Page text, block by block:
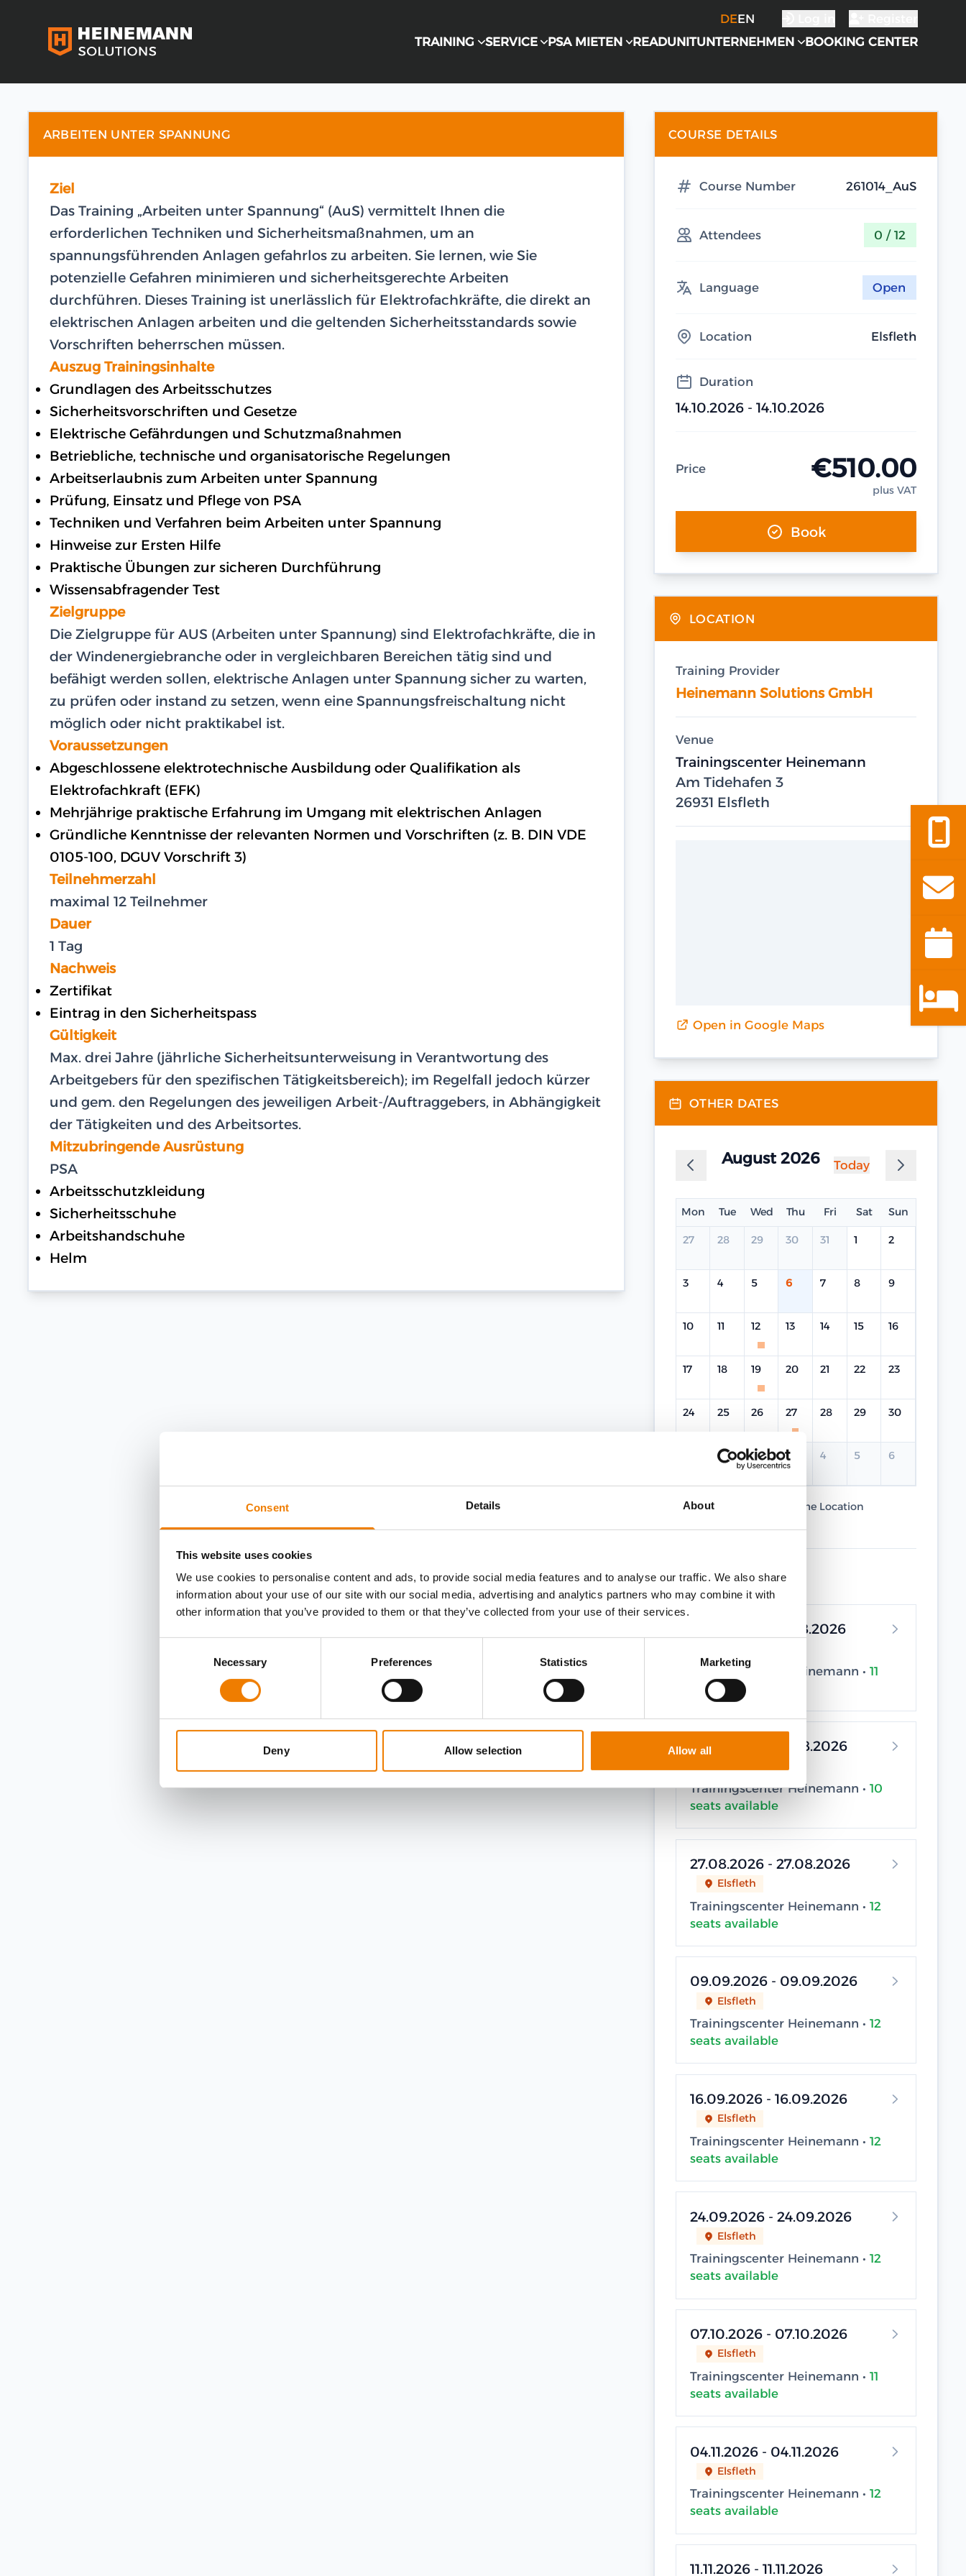
Consent Details About
This website uses cookies
We use cookies to personalise content and ads, to provide social media features and to analyse our traffic. We also share
information about your use of our site with our social media, advertising and analytics partners who may combine it with
other information that you’ve provided to them or that they’ve collected from your use of their services.
Necessary Preferences Statistics Marketing
Deny Allow selection Allow all
DEEN
TRAINING
SERVICE PSA MIETEN READUNITUNTERNEHMEN BOOKING CENTER
ARBEITEN UNTER SPANNUNG
Ziel
Das Training „Arbeiten unter Spannung“ (AuS) vermittelt Ihnen die
erforderlichen Techniken und Sicherheitsmaßnahmen, um an
spannungsführenden Anlagen gefahrlos zu arbeiten. Sie lernen, wie Sie
potenzielle Gefahren minimieren und sicherheitsgerechte Arbeiten
durchführen. Dieses Training ist unerlässlich für Elektrofachkräfte, die direkt an
elektrischen Anlagen arbeiten und die geltenden Sicherheitsstandards sowie
Vorschriften beherrschen müssen.
Auszug Trainingsinhalte
Grundlagen des Arbeitsschutzes
Sicherheitsvorschriften und Gesetze
Elektrische Gefährdungen und Schutzmaßnahmen
Betriebliche, technische und organisatorische Regelungen
Arbeitserlaubnis zum Arbeiten unter Spannung
Prüfung, Einsatz und Pflege von PSA
Techniken und Verfahren beim Arbeiten unter Spannung
Hinweise zur Ersten Hilfe
Praktische Übungen zur sicheren Durchführung
Wissensabfragender Test
Zielgruppe
Die Zielgruppe für AUS (Arbeiten unter Spannung) sind Elektrofachkräfte, die in
der Windenergiebranche oder in vergleichbaren Bereichen tätig sind und
befähigt werden sollen, elektrische Anlagen unter Spannung sicher zu warten,
zu prüfen oder instand zu setzen, wenn eine Spannungsfreischaltung nicht
möglich oder nicht praktikabel ist.
Voraussetzungen
Abgeschlossene elektrotechnische Ausbildung oder Qualifikation als
Elektrofachkraft (EFK)
Mehrjährige praktische Erfahrung im Umgang mit elektrischen Anlagen
Gründliche Kenntnisse der relevanten Normen und Vorschriften (z. B. DIN VDE
0105-100, DGUV Vorschrift 3)
Teilnehmerzahl
maximal 12 Teilnehmer
Dauer
1 Tag
Nachweis
Zertifikat
Eintrag in den Sicherheitspass
Gültigkeit
Max. drei Jahre (jährliche Sicherheitsunterweisung in Verantwortung des
Arbeitgebers für den spezifischen Tätigkeitsbereich); im Regelfall jedoch kürzer
und gem. den Regelungen des jeweiligen Arbeit-/Auftraggebers, in Abhängigkeit
der Tätigkeiten und des Arbeitsortes.
Mitzubringende Ausrüstung
PSA
Arbeitsschutzkleidung
Sicherheitsschuhe
Arbeitshandschuhe
Helm
COURSE DETAILS
Course Number 261014_AuS
Attendees 0 / 12
Language Open
Location Elsfleth
Duration
14.10.2026 - 14.10.2026
Price €510.00
plus VAT
Book
LOCATION
Training Provider
Heinemann Solutions GmbH
Venue
Trainingscenter Heinemann
Am Tidehafen 3
26931 Elsfleth
Open in Google Maps
OTHER DATES
August 2026 Today
Mon Tue Wed Thu Fri Sat Sun
27 28 29 30 31 1 2
3 4 5 6 7 8 9
10 11 12 13 14 15 16
17 18 19 20 21 22 23
24 25 26 27 28 29 30
1 2 3 4 5 6
Current Course
Same Location
UPCOMING DATES
12.08.2026 - 12.08.2026
Trainingscenter Heinemann • 11
seats available
19.08.2026 - 19.08.2026
Trainingscenter Heinemann • 10
seats available
27.08.2026 - 27.08.2026
Elsfleth
Trainingscenter Heinemann • 12
seats available
09.09.2026 - 09.09.2026
Elsfleth
Trainingscenter Heinemann • 12
seats available
16.09.2026 - 16.09.2026
Elsfleth
Trainingscenter Heinemann • 12
seats available
24.09.2026 - 24.09.2026
Elsfleth
Trainingscenter Heinemann • 12
seats available
07.10.2026 - 07.10.2026
Elsfleth
Trainingscenter Heinemann • 11
seats available
04.11.2026 - 04.11.2026
Elsfleth
Trainingscenter Heinemann • 12
seats available
11.11.2026 - 11.11.2026